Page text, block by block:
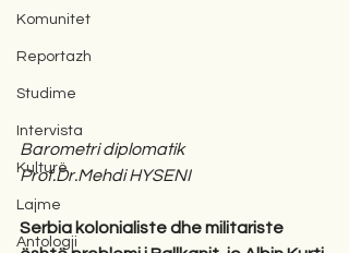
Komunitet
Reportazh
Studime
Intervista
Kulturë
Lajme
Antologji
Barometri diplomatik
Prof.Dr.Mehdi HYSENI
Serbia kolonialiste dhe militariste